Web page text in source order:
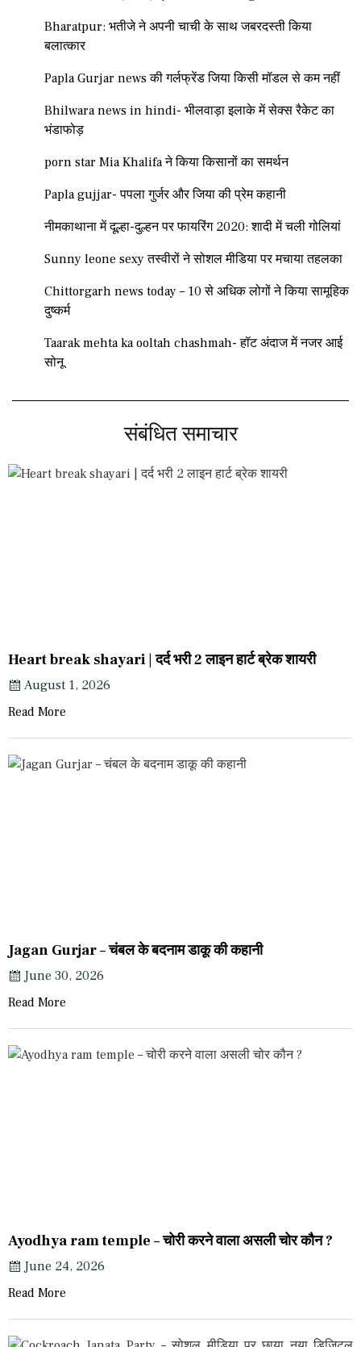
Bharatpur: भतीजे ने अपनी चाची के साथ जबरदस्ती किया
बलात्कार
Papla Gurjar news की गर्लफ्रेंड जिया किसी मॉडल से कम नहीं
Bhilwara news in hindi- भीलवाड़ा इलाके में सेक्स रैकेट का
भंडाफोड़
porn star Mia Khalifa ने किया किसानों का समर्थन
Papla gujjar- पपला गुर्जर और जिया की प्रेम कहानी
नीमकाथाना में दूल्हा-दुल्हन पर फायरिंग 2020: शादी में चली गोलियां
Sunny leone sexy तस्वीरों ने सोशल मीडिया पर मचाया तहलका
Chittorgarh news today – 10 से अधिक लोगों ने किया सामूहिक
दुष्कर्म
Taarak mehta ka ooltah chashmah- हॉट अंदाज में नजर आई
सोनू
संबंधित समाचार
Heart break shayari | दर्द भरी 2 लाइन हार्ट ब्रेक शायरी
August 1, 2026
Read More
Jagan Gurjar – चंबल के बदनाम डाकू की कहानी
June 30, 2026
Read More
Ayodhya ram temple – चोरी करने वाला असली चोर कौन ?
June 24, 2026
Read More